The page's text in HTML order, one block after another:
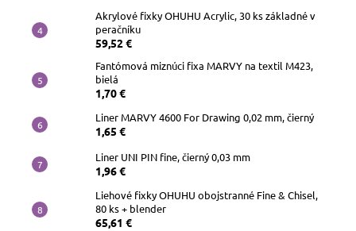
Akrylové fixky OHUHU Acrylic, 30 ks základné v
peračníku
59,52 €
Fantómová miznúci fixa MARVY na textil M423,
bielá
1,70 €
Liner MARVY 4600 For Drawing 0,02 mm, čierný
1,65 €
Liner UNI PIN fine, čierný 0,03 mm
1,96 €
Liehové fixky OHUHU obojstranné Fine & Chisel,
80 ks + blender
65,61 €